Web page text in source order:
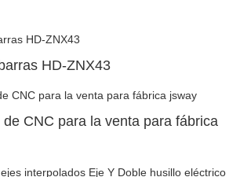
HD-ZNX43
de CNC para la venta para fábrica